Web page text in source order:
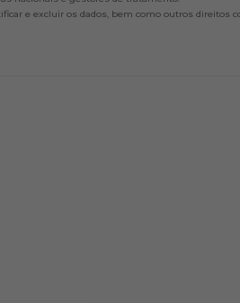
e excluir os dados, bem como outros direitos